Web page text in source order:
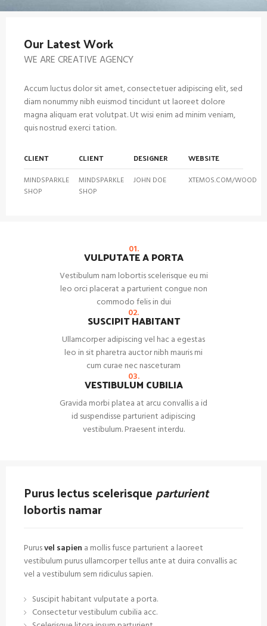
Our Latest Work
WE ARE CREATIVE AGENCY
Accum luctus dolor sit amet, consectetuer adipiscing elit, sed
diam nonummy nibh euismod tincidunt ut laoreet dolore
magna aliquam erat volutpat. Ut wisi enim ad minim veniam,
quis nostrud exerci tation.
CLIENT
MINDSPARKLE
SHOP
CLIENT
MINDSPARKLE
SHOP
DESIGNER
JOHN DOE
WEBSITE
XTEMOS.COM/WOOD
01.
VULPUTATE A PORTA
Vestibulum nam lobortis scelerisque eu mi
leo orci placerat a parturient congue non
commodo felis in dui
02.
SUSCIPIT HABITANT
Ullamcorper adipiscing vel hac a egestas
leo in sit pharetra auctor nibh mauris mi
cum curae nec nasceturam
03.
VESTIBULUM CUBILIA
Gravida morbi platea at arcu convallis a id
id suspendisse parturient adipiscing
vestibulum. Praesent interdu.
Purus lectus scelerisqueparturient
lobortis namar
Purusvel sapien a mollis fusce parturient a laoreet
vestibulum purus ullamcorper tellus ante at duira convallis ac
vel a vestibulum sem ridiculus sapien.
Suscipit habitant vulputate a porta.
Consectetur vestibulum cubilia acc.